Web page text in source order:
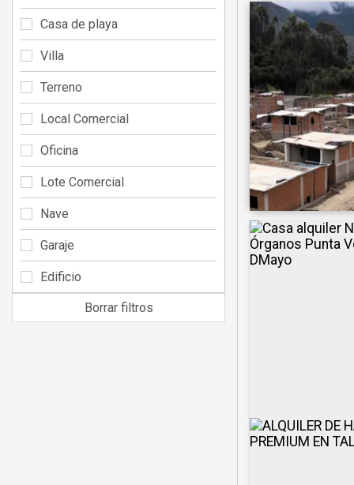
Casa de playa
Villa
Terreno
Local Comercial
Oficina
Lote Comercial
Nave
Garaje
Edificio
Borrar filtros